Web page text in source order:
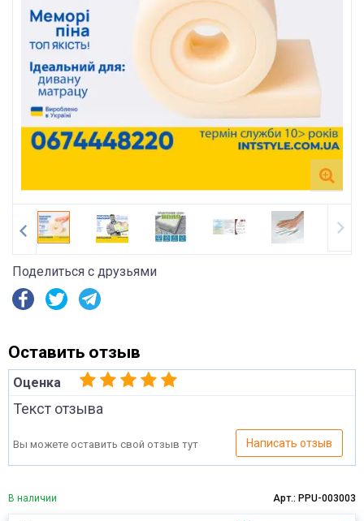
Поделиться с друзьями
Оставить отзыв
Оценка
Текст отзыва
Вы можете оставить свой отзыв тут Написать отзыв
В наличии Арт.: PPU-003003